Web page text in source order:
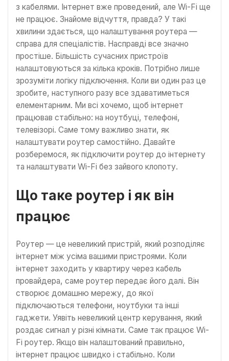
з кабелями. Інтернет вже проведений, але Wi-Fi ще
не працює. Знайоме відчуття, правда? У такі
хвилини здається, що налаштування роутера —
справа для спеціалістів. Насправді все значно
простіше. Більшість сучасних пристроїв
налаштовуються за кілька кроків. Потрібно лише
зрозуміти логіку підключення. Коли ви один раз це
зробите, наступного разу все здаватиметься
елементарним. Ми всі хочемо, щоб інтернет
працював стабільно: на ноутбуці, телефоні,
телевізорі. Саме тому важливо знати, як
налаштувати роутер самостійно. Давайте
розберемося, як підключити роутер до інтернету
та налаштувати Wi-Fi без зайвого клопоту.
Що таке роутер і як він
працює
Роутер — це невеликий пристрій, який розподіляє
інтернет між усіма вашими пристроями. Коли
інтернет заходить у квартиру через кабель
провайдера, саме роутер передає його далі. Він
створює домашню мережу, до якої
підключаються телефони, ноутбуки та інші
гаджети. Уявіть невеликий центр керування, який
роздає сигнал у різні кімнати. Саме так працює Wi-
Fi роутер. Якщо він налаштований правильно,
інтернет працює швидко і стабільно. Коли